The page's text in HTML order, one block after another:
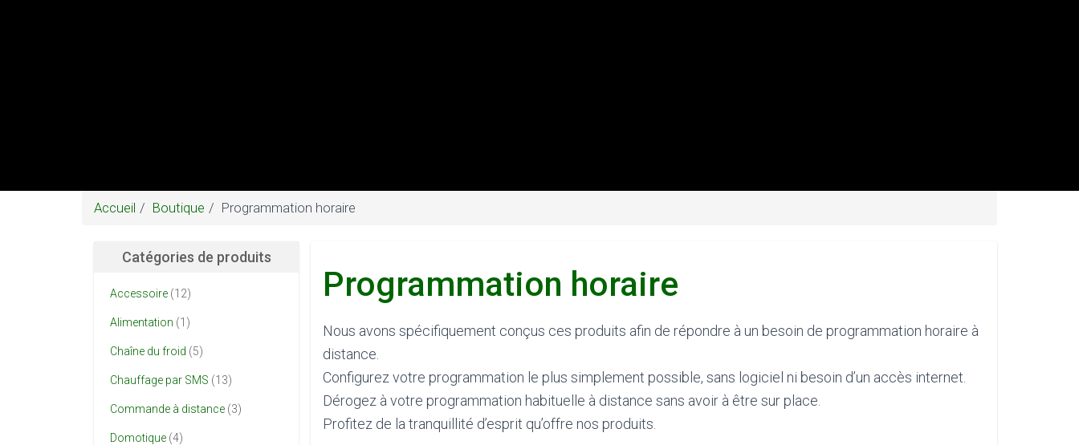
Accueil Boutique Programmation horaire
Programmation horaire
Nous avons spécifiquement conçus ces produits afin de répondre à un besoin de programmation horaire à
distance.
Configurez votre programmation le plus simplement possible, sans logiciel ni besoin d’un accès internet.
Dérogez à votre programmation habituelle à distance sans avoir à être sur place.
Profitez de la tranquillité d’esprit qu’offre nos produits.
Catégories de produits
Accessoire (12)
Alimentation (1)
Chaîne du froid (5)
Chauffage par SMS (13)
Commande à distance (3)
Domotique (4)